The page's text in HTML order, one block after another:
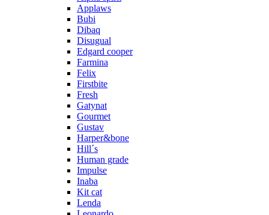
Applaws
Bubi
Dibaq
Disugual
Edgard cooper
Farmina
Felix
Firstbite
Fresh
Gatynat
Gourmet
Gustav
Harper&bone
Hill´s
Human grade
Impulse
Inaba
Kit cat
Lenda